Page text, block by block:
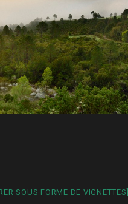
SOUS FORME DE VIGNETTES]